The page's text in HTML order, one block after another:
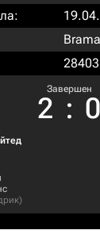
28403
Завершен
2 : 0
)